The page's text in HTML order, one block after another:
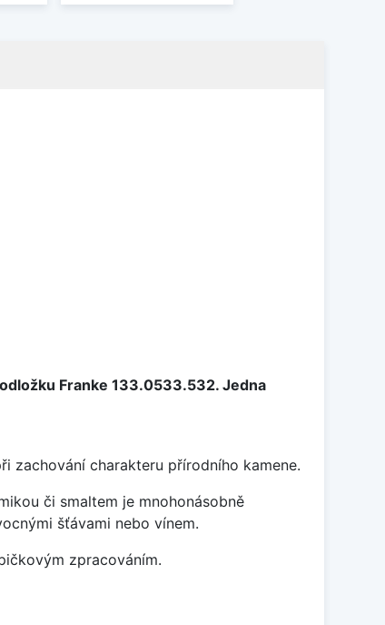
Franke 133.0533.532. Jedna
zachování charakteru přírodního kamene.
či smaltem je mnohonásobně
šťávami nebo vínem.
zpracováním.